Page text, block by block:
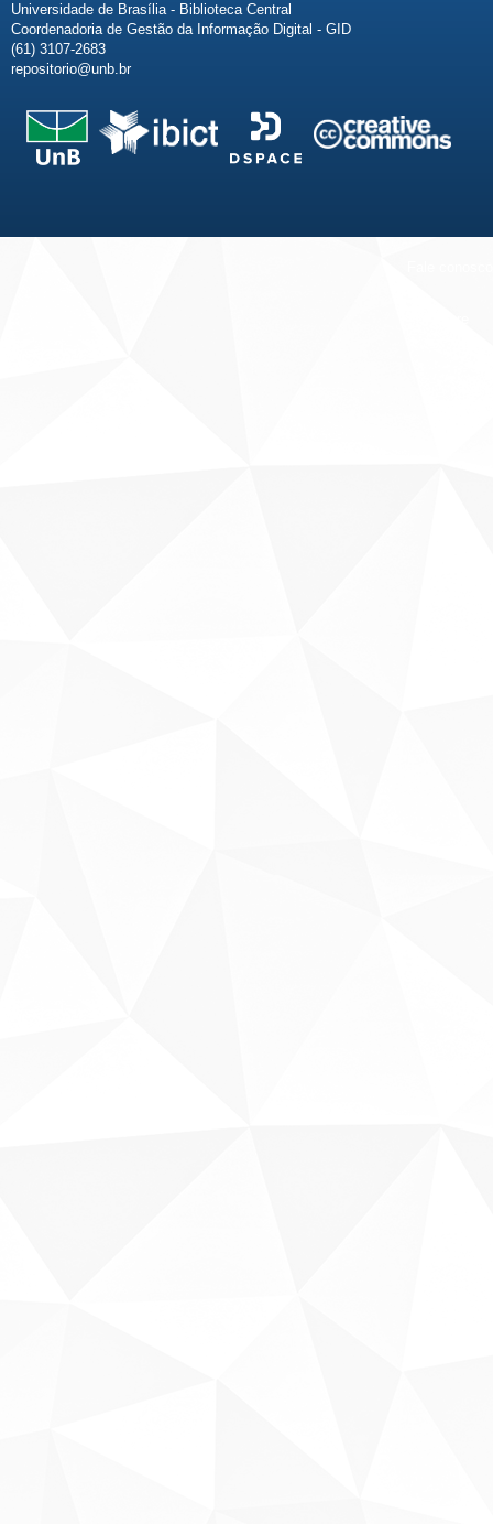
Universidade de Brasília - Biblioteca Central
Coordenadoria de Gestão da Informação Digital - GID
(61) 3107-2683
repositorio@unb.br